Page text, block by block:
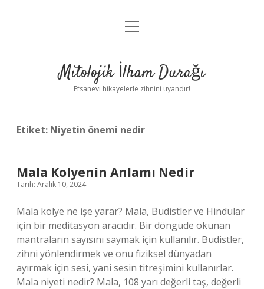
Anasayfa
Yasal Uyarı
menüyü
Mitolojik İlham Durağı
Efsanevi hikayelerle zihnini uyandır!
Etiket: Niyetin önemi nedir
Mala Kolyenin Anlamı Nedir
Tarih: Aralık 10, 2024
Mala kolye ne işe yarar? Mala, Budistler ve Hindular
için bir meditasyon aracıdır. Bir döngüde okunan
mantraların sayısını saymak için kullanılır. Budistler,
zihni yönlendirmek ve onu fiziksel dünyadan
ayırmak için sesi, yani sesin titreşimini kullanırlar.
Mala niyeti nedir? Mala, 108 yarı değerli taş, değerli